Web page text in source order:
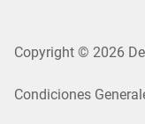
Copyright © 2026
Condiciones